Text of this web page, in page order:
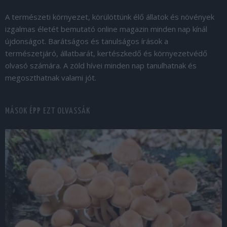
A természeti környezet, körülöttünk élő állatok és növények
izgalmas életét bemutató online magazin minden nap kínál
újdonságot. Barátságos és tanulságos írások a
természetjáró, állatbarát, kertészkedő és környezetvédő
olvasó számára. A zöld hívei minden nap tanulhatnak és
megoszthatnak valami jót.
MÁSOK ÉPP EZT OLVASSÁK